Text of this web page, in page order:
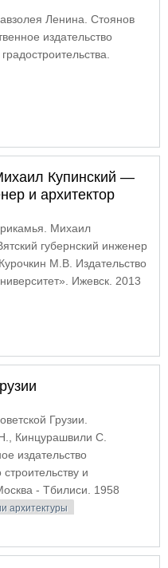
Ленина. Стоянов
издательство
Купинский —
и архитектор
Михаил
губернский инженер
М.В. Издательство
Ижевск. 2013
Грузии.
Кинцурашвили С.
издательство
и
- Тбилиси. 1958
архитектуры